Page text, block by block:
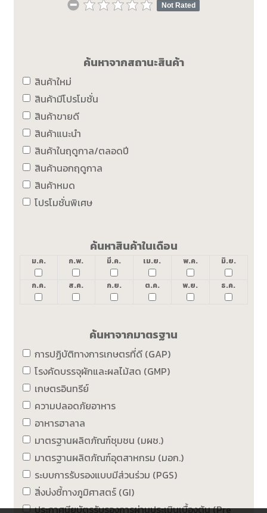
Not Rated
ค้นหาจากสถานะสินค้า
สินค้าใหม่
สินค้ามีโปรโมชั่น
สินค้าขายดี
สินค้าแนะนำ
สินค้าในฤดูกาล/ตลอดปี
สินค้านอกฤดูกาล
สินค้าหมด
โปรโมชั่นพิเศษ
ค้นหาสินค้าในเดือน
ม.ค. ก.พ. มี.ค. เม.ย. พ.ค. มิ.ย.
ก.ค. ส.ค. ก.ย. ต.ค. พ.ย. ธ.ค.
ค้นหาจากมาตรฐาน
การปฏิบัติทางการเกษตรที่ดี (GAP)
โรงคัดบรรจุผักและผลไม้สด (GMP)
เกษตรอินทรีย์
ความปลอดภัยอาหาร
อาหารฮาลาล
มาตรฐานผลิตภัณฑ์ชุมชน (มผช.)
มาตรฐานผลิตภัณฑ์อุตสาหกรม (มอก.)
ระบบการรับรองแบบมีส่วนร่วม (PGS)
สิ่งบ่งชี้ทางภูมิศาสตร์ (GI)
ประกาศนียบัตรรับรองการผ่านประเมินเบื้องต้น (Pre